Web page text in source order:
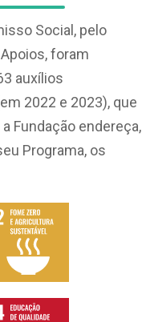
Social, pelo
foram
auxílios
2022 e 2023), que
Fundação endereça,
Programa, os